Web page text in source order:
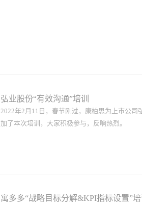
弘业股份“有效沟通”培训
2022年2月11日，春节刚过，康柏思为上市公
加了本次培训，大家积极参与，反响热烈。
寓多多“战略目标分解&KPI指标设置”培